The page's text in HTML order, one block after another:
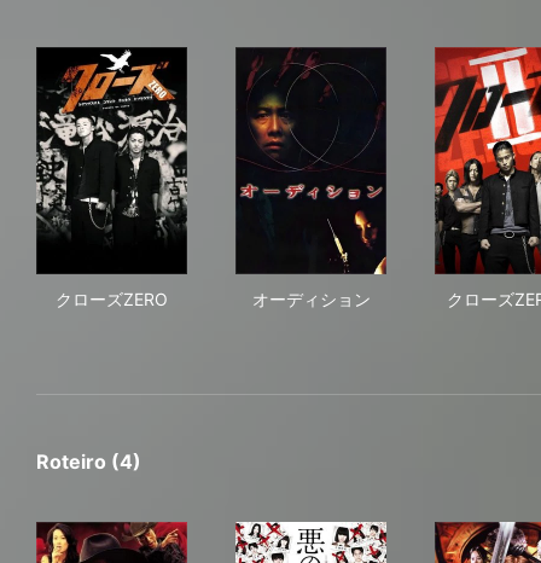
クローズZERO オーディション クローズ
Roteiro (4)